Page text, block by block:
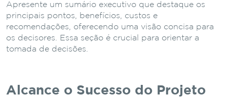
Apresente um sumário executivo que destaque os
principais pontos, benefícios, custos e
recomendações, oferecendo uma visão concisa para
os decisores. Essa seção é crucial para orientar a
tomada de decisões.
Alcance o Sucesso do Projeto